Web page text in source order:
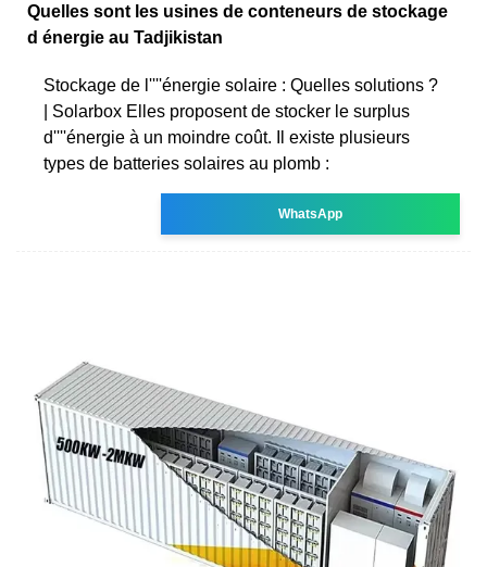
Quelles sont les usines de conteneurs de stockage
d énergie au Tadjikistan
Stockage de l''''énergie solaire : Quelles solutions ?
| Solarbox Elles proposent de stocker le surplus
d''''énergie à un moindre coût. Il existe plusieurs
types de batteries solaires au plomb :
WhatsApp